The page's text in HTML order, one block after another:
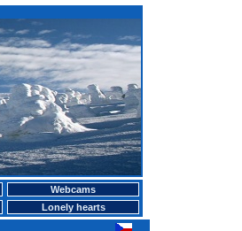
Webcams
Lonely hearts